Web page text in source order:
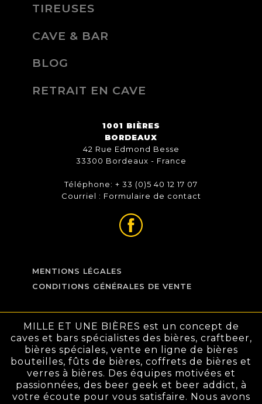
TIREUSES
CAVE & BAR
BLOG
RETRAIT EN CAVE
1001 BIÈRES
BORDEAUX
42 Rue Edmond Besse
33300 Bordeaux - France
Téléphone: + 33 (0)5 40 12 17 07
Courriel : Formulaire de contact
MENTIONS LÉGALES
CONDITIONS GÉNÉRALES DE VENTE
MILLE ET UNE BIÈRES est un concept de
caves et bars spécialistes des bières, craftbeer,
bières spéciales, vente en ligne de bières
bouteilles, fûts de bières, coffrets de bières et
verres à bières. Des équipes motivées et
passionnées, des beer geek et beer addict, à
votre écoute pour vous satisfaire. Nous avons